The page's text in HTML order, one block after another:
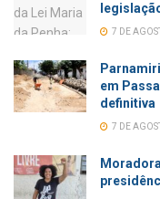
7 DE
em
definitiva
7 DE